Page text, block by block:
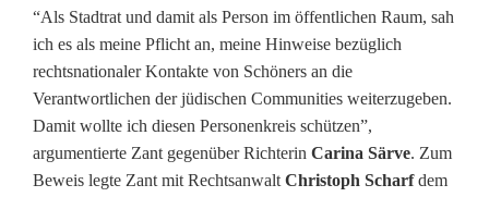
n
e
r
z
o
“Als Stadtrat und damit als Person im öffentlichen Raum, sah
ich es als meine Pflicht an, meine Hinweise bezüglich
rechtsnationaler Kontakte von Schöners an die
Verantwortlichen der jüdischen Communities weiterzugeben.
Damit wollte ich diesen Personenkreis schützen”,
argumentierte Zant gegenüber Richterin Carina Särve. Zum
Beweis legte Zant mit Rechtsanwalt Christoph Scharfdem